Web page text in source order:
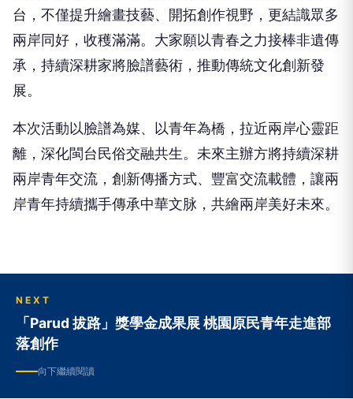
台，不僅提升繪畫技藝、開拓創作視野，更結識眾多
兩岸同好，收穫滿滿。大家願以青春之力接棒非遺傳
承，持續深耕家將臉譜藝術，推動傳統文化創新發
展。
本次活動以臉譜為媒、以青年為橋，拉近兩岸心靈距
離，深化閩台民俗交融共生。未來主辦方將持續深耕
兩岸青年交流，創新傳播方式、豐富交流載體，讓兩
岸青年持續攜手傳承中華文脉，共繪兩岸美好未來。
NEXT
「Parud 拔路」獎學金成果展 桃園原民青年走進部
落創作
向下繼續閱讀